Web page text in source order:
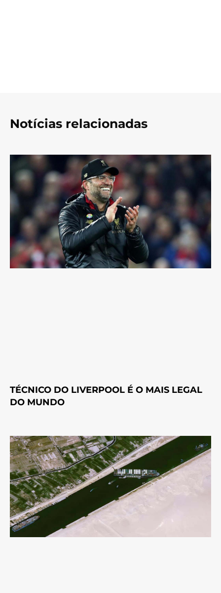
Notícias relacionadas
TÉCNICO DO LIVERPOOL É O MAIS LEGAL
DO MUNDO